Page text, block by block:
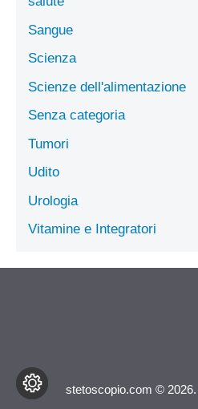
Sangue
Scienza
Scienze dell'alimentazione
Senza categoria
Tumori
Udito
Urologia
Vitamine e Integratori
stetoscopio.com ©